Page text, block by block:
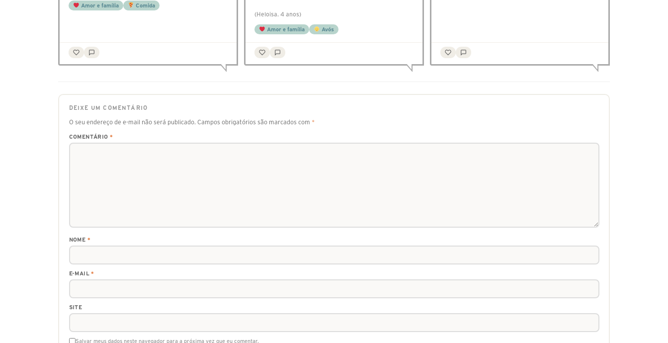
Amor e família Comida
(Heloisa. 4 anos)
Amor e família Avós
DEIXE UM COMENTÁRIO
O seu endereço de e-mail não será publicado. Campos obrigatórios são marcados com *
COMENTÁRIO *
NOME *
E-MAIL*
SITE
Salvar meus dados neste navegador para a próxima vez que eu comentar.